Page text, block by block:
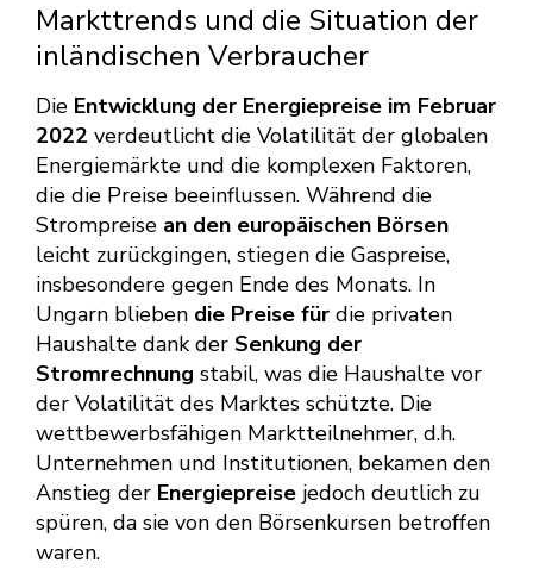
Markttrends und die Situation der
inländischen Verbraucher
Die Entwicklung der Energiepreise im Februar
2022 verdeutlicht die Volatilität der globalen
Energiemärkte und die komplexen Faktoren,
die die Preise beeinflussen. Während die
Strompreise an den europäischen Börsen
leicht zurückgingen, stiegen die Gaspreise,
insbesondere gegen Ende des Monats. In
Ungarn blieben die Preise für die privaten
Haushalte dank der Senkung der
Stromrechnung stabil, was die Haushalte vor
der Volatilität des Marktes schützte. Die
wettbewerbsfähigen Marktteilnehmer, d.h.
Unternehmen und Institutionen, bekamen den
Anstieg der Energiepreise jedoch deutlich zu
spüren, da sie von den Börsenkursen betroffen
waren.